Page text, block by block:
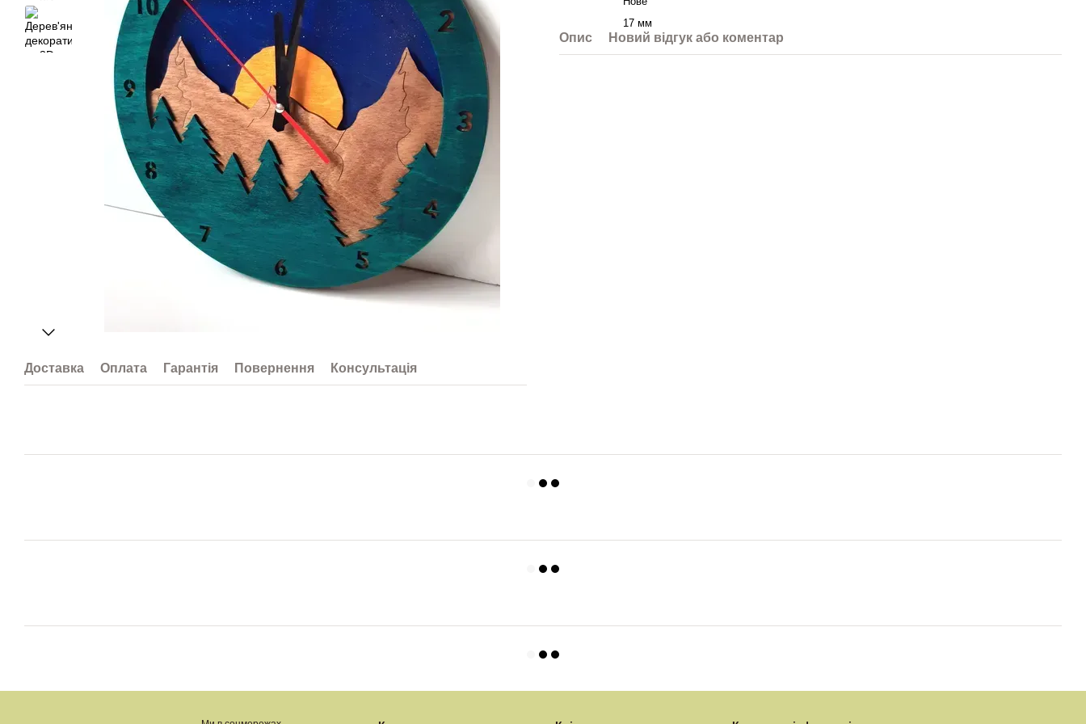
Доставка Оплата Гарантія Повернення Консультація
17 мм
Опис Новий відгук або коментар